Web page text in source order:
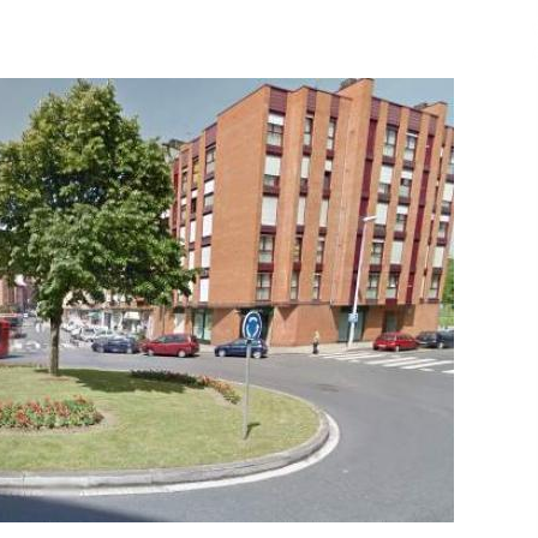
Larunbatean Plentziako Itsas
Martxa ospatuko da
2026/07/07
SOINUGELA: Paul McCartney eta
Ringo Starr-en lan berriak
2026/07/03